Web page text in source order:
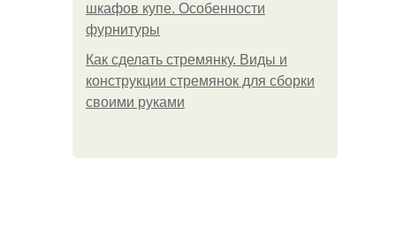
шкафов купе. Особенности
фурнитуры
Как сделать стремянку. Виды и
конструкции стремянок для сборки
своими руками